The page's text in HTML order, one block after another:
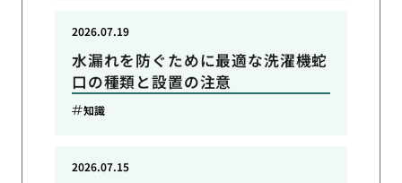
水漏れを防ぐために最適な洗濯機蛇
口の種類と設置の注意
2026.07.19
知識
2026.07.15